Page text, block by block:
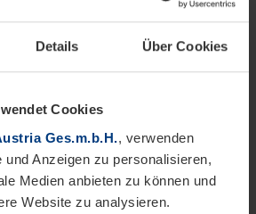
Details Über Cookies
Cookies
Ges.m.b.H., verwenden
Anzeigen zu personalisieren,
Medien anbieten zu können und
Website zu analysieren.